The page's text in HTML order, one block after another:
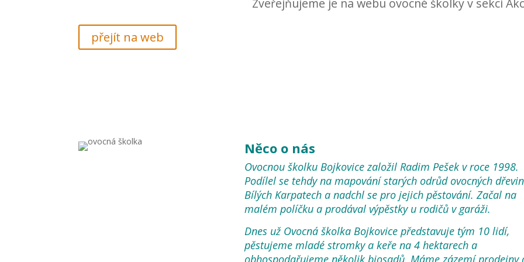
Zveřejňujeme je na webu ovocné školky v sekci
přejít na web
Něco o nás
Ovocnou školku Bojkovice založil Radim Pešek v roce 1998.
Podílel se tehdy na mapování starých odrůd ovocných
Bílých Karpatech a nadchl se pro jejich pěstování. Začal na
malém políčku a prodával výpěstky u rodičů v garáži.
Dnes už Ovocná školka Bojkovice představuje tým 10 lidí,
pěstujeme mladé stromky a keře na 4 hektarech a
obhospodařujeme několik biosadů. Máme zázemí prodejny